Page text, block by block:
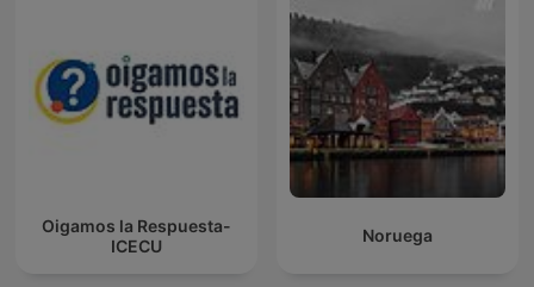
Oigamos la Respuesta-
ICECU
Noruega